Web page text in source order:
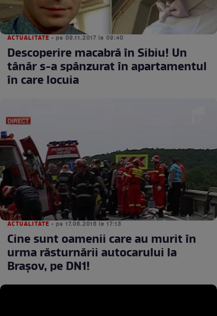
ACTUALITATE • pe 09.11.2017 la 09:40
Descoperire macabră în Sibiu! Un
tânăr s-a spânzurat în apartamentul
în care locuia
ACTUALITATE • pe 17.06.2016 la 17:13
Cine sunt oamenii care au murit în
urma răsturnării autocarului la
Braşov, pe DN1!